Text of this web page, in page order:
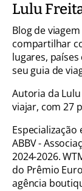
Lulu
Blog de
compartilhar
lugares,
seu guia de
Autoria da
viajar, com 27
Especialização
ABBV -
2024-2026.
do Prêmio
agência